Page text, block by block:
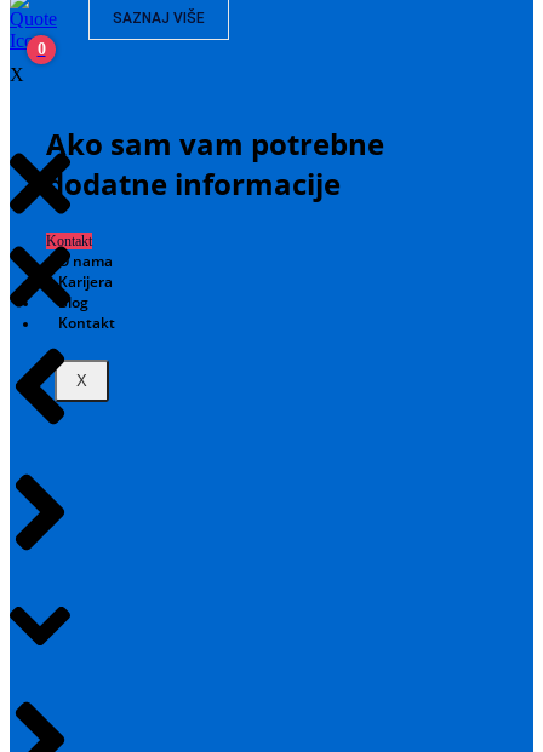
SAZNAJ VIŠE
Ako sam vam potrebne
dodatne informacije
Kontakt
O nama
Karijera
Blog
Kontakt
X
0
X